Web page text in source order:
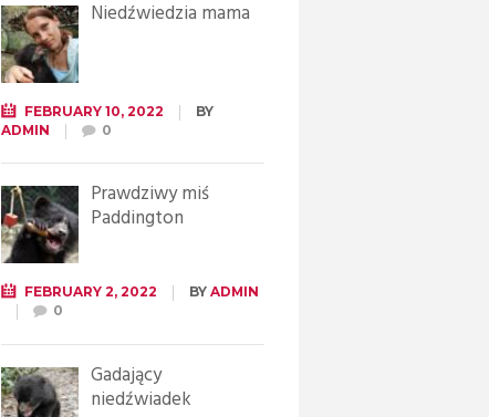
Niedźwiedzia mama
FEBRUARY 10, 2022
BY
ADMIN
0
Prawdziwy miś
Paddington
FEBRUARY 2, 2022 BY ADMIN
0
Gadający
niedźwiadek